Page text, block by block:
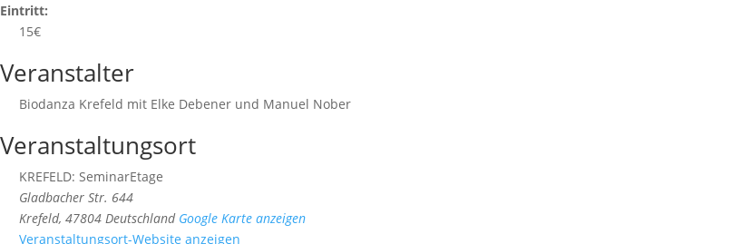
Eintritt:
15€
Veranstalter
Biodanza Krefeld mit Elke Debener und Manuel Nober
Veranstaltungsort
KREFELD: SeminarEtage
Gladbacher Str. 644
Krefeld, 47804 Deutschland Google Karte anzeigen
Veranstaltungsort-Website anzeigen